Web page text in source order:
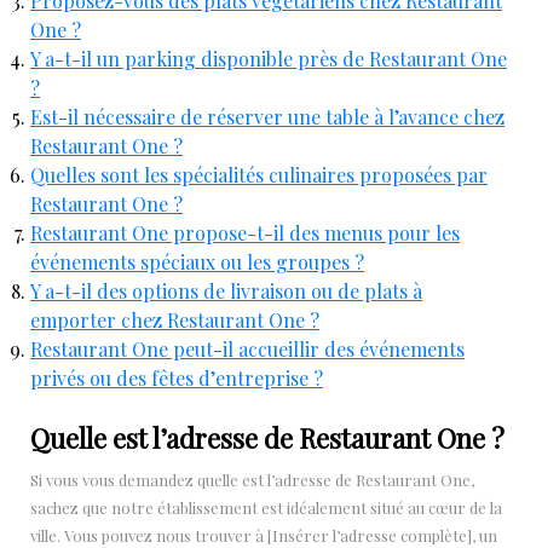
One ?
Y a-t-il un parking disponible près de Restaurant One
?
Est-il nécessaire de réserver une table à l’avance chez
Restaurant One ?
Quelles sont les spécialités culinaires proposées par
Restaurant One ?
Restaurant One propose-t-il des menus pour les
événements spéciaux ou les groupes ?
Y a-t-il des options de livraison ou de plats à
emporter chez Restaurant One ?
Restaurant One peut-il accueillir des événements
privés ou des fêtes d’entreprise ?
Quelle est l’adresse de Restaurant One ?
Si vous vous demandez quelle est l’adresse de Restaurant One,
sachez que notre établissement est idéalement situé au cœur de la
ville. Vous pouvez nous trouver à [Insérer l’adresse complète], un